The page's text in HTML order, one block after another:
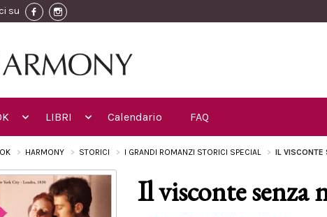
su
LIBRI Calendario FAQ
HARMONY STORICI I GRANDI ROMANZI STORICI SPECIAL IL VISCONTE
Il visconte senza